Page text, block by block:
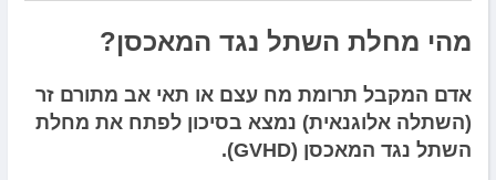
מהי מחלת השתל נגד המאכסן?
אדם המקבל תרומת מח עצם או תאי אב מתורם זר
(השתלה אלוגנאית) נמצא בסיכון לפתח את מחלת
השתל נגד המאכסן (GVHD).